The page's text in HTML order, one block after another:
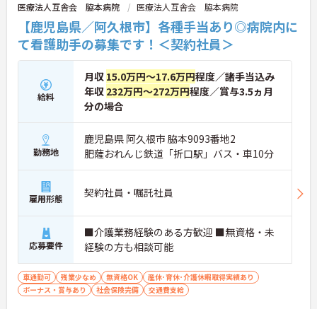
医療法人互舎会 脇本病院 医療法人互舎会 脇本病院
【鹿児島県／阿久根市】各種手当あり◎病院内に
て看護助手の募集です！＜契約社員＞
給料
月収 15.0万円～17.6万円程度／諸手当込み
年収 232万円～272万円程度／賞与3.5ヵ月
分の場合
勤務地
鹿児島県 阿久根市 脇本9093番地2
肥薩おれんじ鉄道「折口駅」バス・車10分
雇用形態 契約社員・嘱託社員
応募要件
■介護業務経験のある方歓迎 ■無資格・未
経験の方も相談可能
車通勤可 残業少なめ 無資格OK
産休･育休･介護休暇取得実績あり
ボーナス・賞与あり
社会保険完備 交通費支給